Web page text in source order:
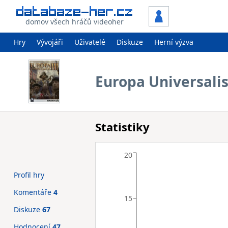
domov všech hráčů videoher
Hry Vývojáři Uživatelé Diskuze Herní výzva
Europa
Statistiky
15
20
Profil hry
Komentáře 4
Diskuze 67